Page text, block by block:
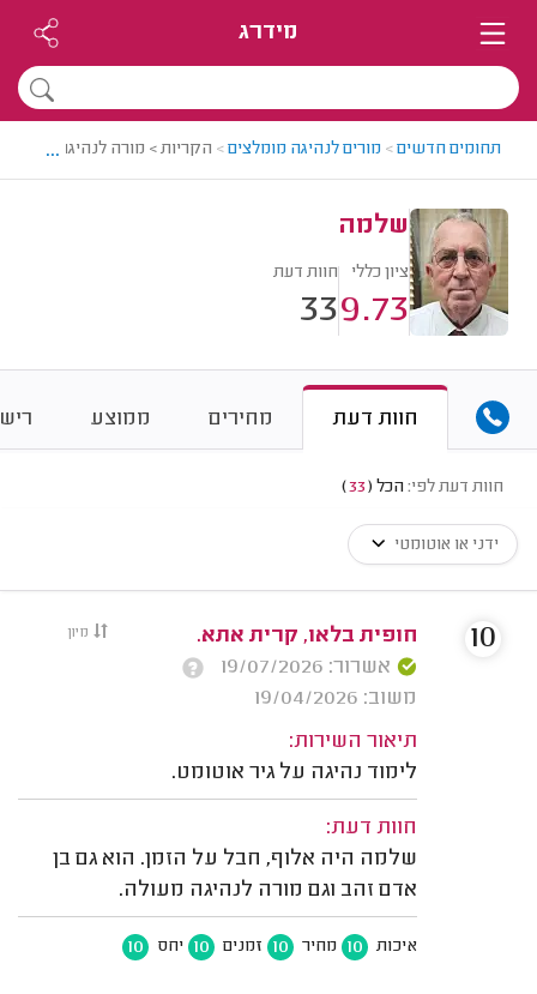
מידרג
תחומים חדשים> מורים לנהיגה מומלצים> הקריות > מורה לנהיגה
...
שלמה
ציון כללי
9.73
חוות דעת
33
חוות דעת מחירים ממוצע
חוות דעת לפי: הכל (
33
)
ידני או אוטומטי
מיון
חופית בלאו, קרית אתא.
אשרור: 19/07/2026
משוב: 19/04/2026
תיאור השירות:
לימוד נהיגה על גיר אוטומט.
חוות דעת:
שלמה היה אלוף, חבל על הזמן. הוא גם בן
אדם זהב וגם מורה לנהיגה מעולה.
איכות 10 מחיר 10 זמנים 10 יחס 10
10